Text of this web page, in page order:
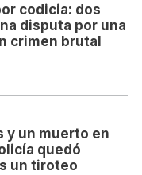
codicia: dos
disputa por una
crimen brutal
y un muerto en
quedó
un tiroteo